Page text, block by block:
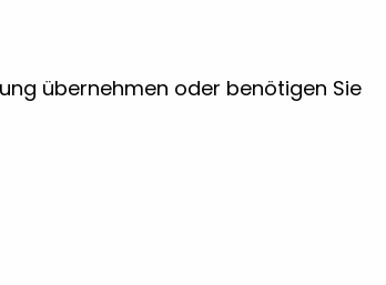
übernehmen oder benötigen Sie